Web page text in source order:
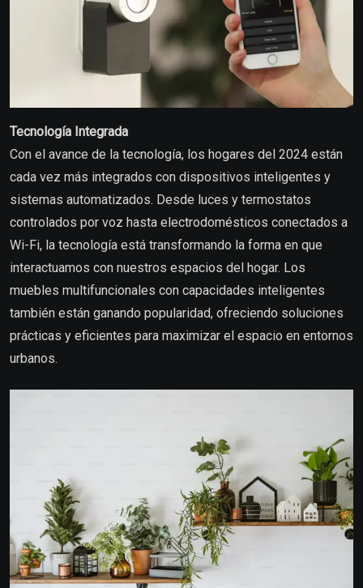
Tecnología Integrada
Con el avance de la tecnología, los hogares del 2024 están
cada vez más integrados con dispositivos inteligentes y
sistemas automatizados. Desde luces y termostatos
controlados por voz hasta electrodomésticos conectados a
Wi-Fi, la tecnología está transformando la forma en que
interactuamos con nuestros espacios del hogar. Los
muebles multifuncionales con capacidades inteligentes
también están ganando popularidad, ofreciendo soluciones
prácticas y eficientes para maximizar el espacio en entornos
urbanos.